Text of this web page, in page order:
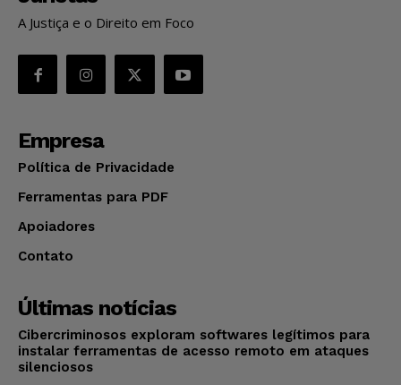
A Justiça e o Direito em Foco
Empresa
Política de Privacidade
Ferramentas para PDF
Apoiadores
Contato
Últimas notícias
Cibercriminosos exploram softwares legítimos para
instalar ferramentas de acesso remoto em ataques
silenciosos